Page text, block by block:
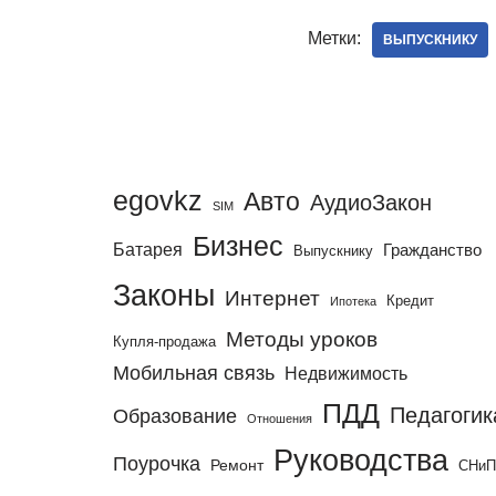
Метки: ВЫПУСКНИКУ
egovkz SIM Авто АудиоЗакон
Батарея Бизнес Выпускнику Гражданство
Законы Интернет Ипотека Кредит
Купля-продажа Методы уроков
Мобильная связь Недвижимость
Образование Отношения ПДД
Поурочка Ремонт Руководства